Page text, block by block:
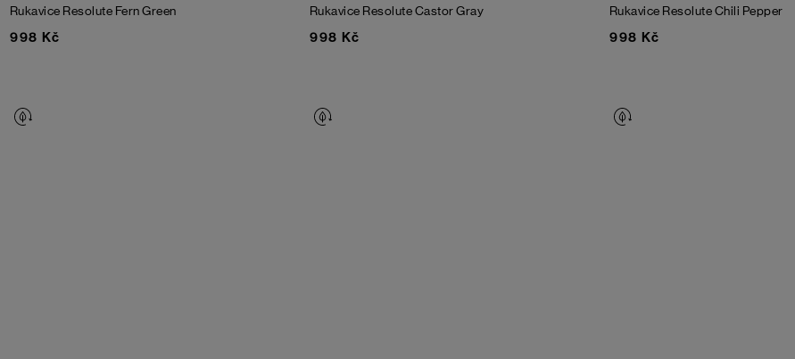
Rukavice Resolute Fern Green
998 Kč
Rukavice ResoluteCastor Gray
998 Kč
Rukavice ResoluteChili Pepper
998 Kč